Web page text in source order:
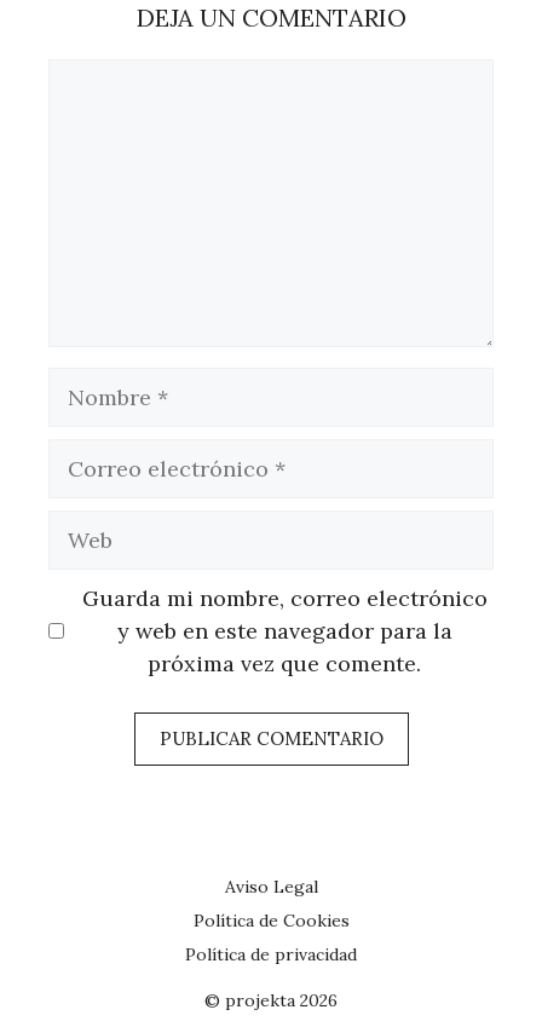
DEJA UN COMENTARIO
Guarda mi nombre, correo electrónico
y web en este navegador para la
próxima vez que comente.
Aviso Legal
Política de Cookies
Política de privacidad
© projekta 2026